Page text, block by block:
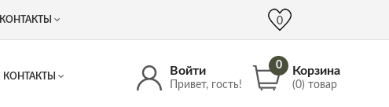
+7 (917) 537 17 16 info@DrozdPcp.ru
Войти
Привет, гость!
0 Корзина
(0) товар
КОНТАКТЫ
КОНТАКТЫ 0